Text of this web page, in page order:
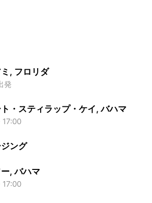
, フロリダ
発
・スティラップ・ケイ, バハマ
17:00
ング
, バハマ
17:00